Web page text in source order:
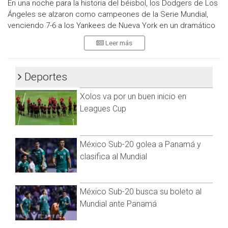
Whatsapp: @CadenaNoticias| Telegram:@CadenaNoticias
En una noche para la historia del béisbol, los Dodgers de Los
Ángeles se alzaron como campeones de la Serie Mundial,
venciendo 7-6 a los Yankees de Nueva York en un dramático
y cerrado juego en el Yankee Stadium. La victoria significa el
octavo campeonato en la historia de la franquicia y el
segundo en cinco años, alejando los fantasmas y dudas que
Este campeonato llega en un contexto especial para los
Dodgers. En 2020, conquistaron el título en una atípica
temporada recortada a 60 juegos debido a la pandemia, lo
que en su momento generó críticas y asteriscos sobre la
legitimidad del triunfo. Sin embargo, este 2024, la franquicia
demuestra su calidad en una temporada regular y
postemporada completas, reafirmando su posición como
uno de los equipos más dominantes de la MLB.
YOUR 2024#WORLDSERIESCHAMPIONS: THE LOS ANGELES
@DODGERS!#CHAMPS pic.twitter.com/vM0EmzOfR4
— MLB (@MLB)October 31, 2024
Leer más
Deportes
Xolos va por un buen inicio en
Leagues Cup
México Sub-20 golea a Panamá y
clasifica al Mundial
México Sub-20 busca su boleto al
Mundial ante Panamá